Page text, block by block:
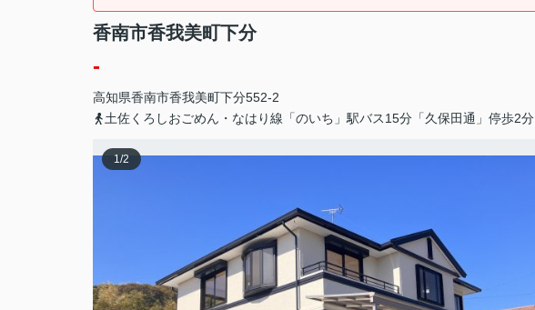
香南市香我美町下分
-
高知県香南市香我美町下分552-2
土佐くろしおごめん・なはり線「のいち」駅バス15分「久保田通」停歩2分
1/2